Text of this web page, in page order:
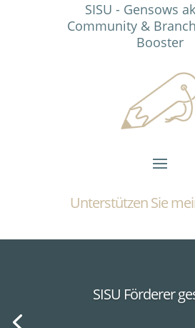
SISU - Gensows
Community &
Booster
Unterstützen Sie
SISU Förderer